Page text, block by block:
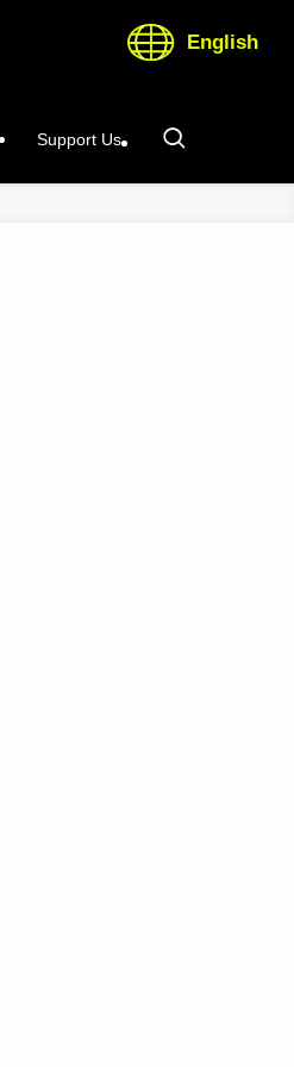
Support Us
English